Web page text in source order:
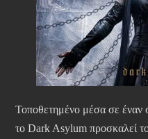
Τοποθετημένο μέσα σε έναν
το Dark Asylum προσκαλεί